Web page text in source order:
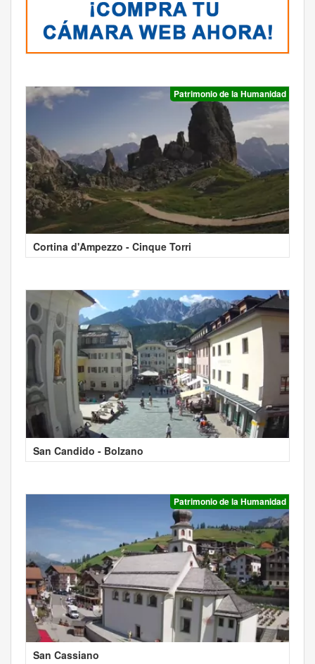
Patrimonio de la Humanidad
Cortina d'Ampezzo - Cinque Torri
San Candido - Bolzano
Patrimonio de la Humanidad
San Cassiano